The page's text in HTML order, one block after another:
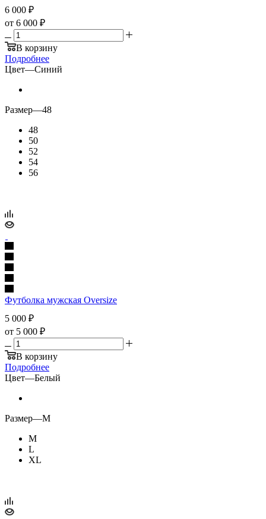
6 000 ₽
от 6 000 ₽
В корзину
Подробнее
Цвет—Синий
Размер—48
48
50
52
54
56
Футболка мужская Oversize
5 000 ₽
от 5 000 ₽
В корзину
Подробнее
Цвет—Белый
Размер—M
M
L
XL